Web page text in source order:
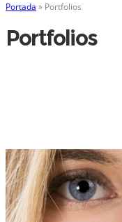
Portada » Portfolios
Portfolios